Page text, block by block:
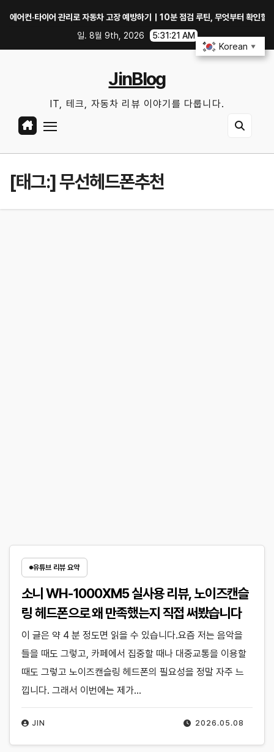
·타이어 관리로 자동차 고장 예방하기｜10분 점검 루틴, 무엇부터 확인할까?
일. 8월 9th, 2026
5:31:21 AM
JinBlog
IT, 테크, 자동차 리뷰 이야기를 다룹니다.
[태그:]무선헤드폰추천
유튜브 리뷰 요약
소니 WH-1000XM5 실사용 리뷰, 노이즈캔슬
링 헤드폰으로 왜 만족했는지 직접 써봤습니다
2026.05.08
JIN
이 글은 약 4 분 정도면 읽을 수 있습니다.요즘 저는 음악을
들을 때도 그렇고, 카페에서 집중할 때나 대중교통을 이용할
때도 그렇고 노이즈캔슬링 헤드폰의 필요성을 정말 자주 느
낍니다. 그래서 이번에는 제가…
Korean ▼